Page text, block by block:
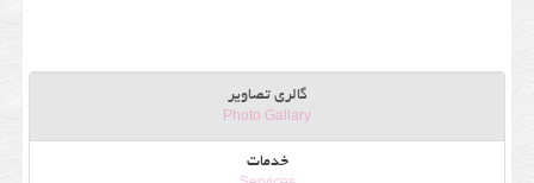
گالری تصاویر
Photo Gallary
خدمات